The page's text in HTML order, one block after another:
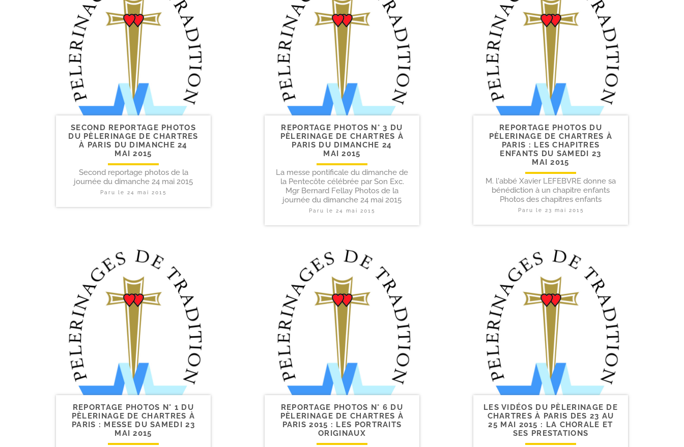
SECOND REPORTAGE PHOTOS
DU PÈLERINAGE DE CHARTRES
À PARIS DU DIMANCHE 24
MAI 2015
Second reportage photos de la
journée du dimanche 24 mai 2015
Paru le 24 mai 2015
REPORTAGE PHOTOS N° 3 DU
PÈLERINAGE DE CHARTRES À
PARIS DU DIMANCHE 24
MAI 2015
La messe pontificale du dimanche de
la Pentecôte célébrée par Son Exc.
Mgr Bernard Fellay Photos de la
journée du dimanche 24 mai 2015
Paru le 24 mai 2015
REPORTAGE PHOTOS DU
PÈLERINAGE DE CHARTRES À
PARIS : LES CHAPITRES
ENFANTS DU SAMEDI 23
MAI 2015
M. l'abbé Xavier LEFEBVRE donne sa
bénédiction à un chapitre enfants
Photos des chapitres enfants
Paru le 23 mai 2015
REPORTAGE PHOTOS N° 1 DU
PÈLERINAGE DE CHARTRES À
PARIS : MESSE DU SAMEDI 23
MAI 2015
REPORTAGE PHOTOS N° 6 DU
PÈLERINAGE DE CHARTRES À
PARIS 2015 : LES PORTRAITS
ORIGINAUX
LES VIDÉOS DU PÈLERINAGE DE
CHARTRES À PARIS DES 23 AU
25 MAI 2015 : LA CHORALE ET
SES PRESTATIONS